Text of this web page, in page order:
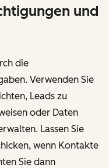
und
die
Verwenden Sie
Leads zu
oder Daten
Lassen Sie
wenn Kontakte
Sie dann